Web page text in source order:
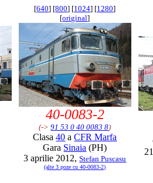
[640] [800] [1024] [1280]
[original]
40-0083-2
(->91 53 0 40 0083 8)
Clasa40 aCFR Marfa
Gara Sinaia (PH)
3 aprilie 2012,Stefan Puscasu
(alte 3 poze cu 40-0083-2)